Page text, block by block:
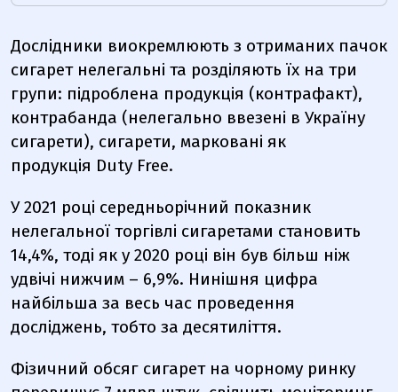
Дослідники виокремлюють з отриманих пачок
сигарет нелегальні та розділяють їх на три
групи: підроблена продукція (контрафакт),
контрабанда (нелегально ввезені в Україну
сигарети), сигарети, марковані як
продукція Duty Free.
У 2021 році середньорічний показник
нелегальної торгівлі сигаретами становить
14,4%, тоді як у 2020 році він був більш ніж
удвічі нижчим – 6,9%. Нинішня цифра
найбільша за весь час проведення
досліджень, тобто за десятиліття.
Фізичний обсяг сигарет на чорному ринку